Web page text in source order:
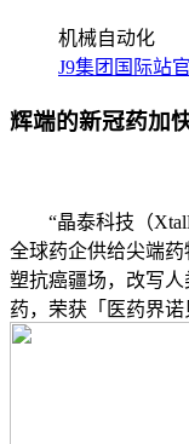
机械自动化
J9集团国际站
辉端的新冠药加
“晶泰科技（
全球药企供给尖端
塑抗癌疆场，改写
药，荣获「医药界